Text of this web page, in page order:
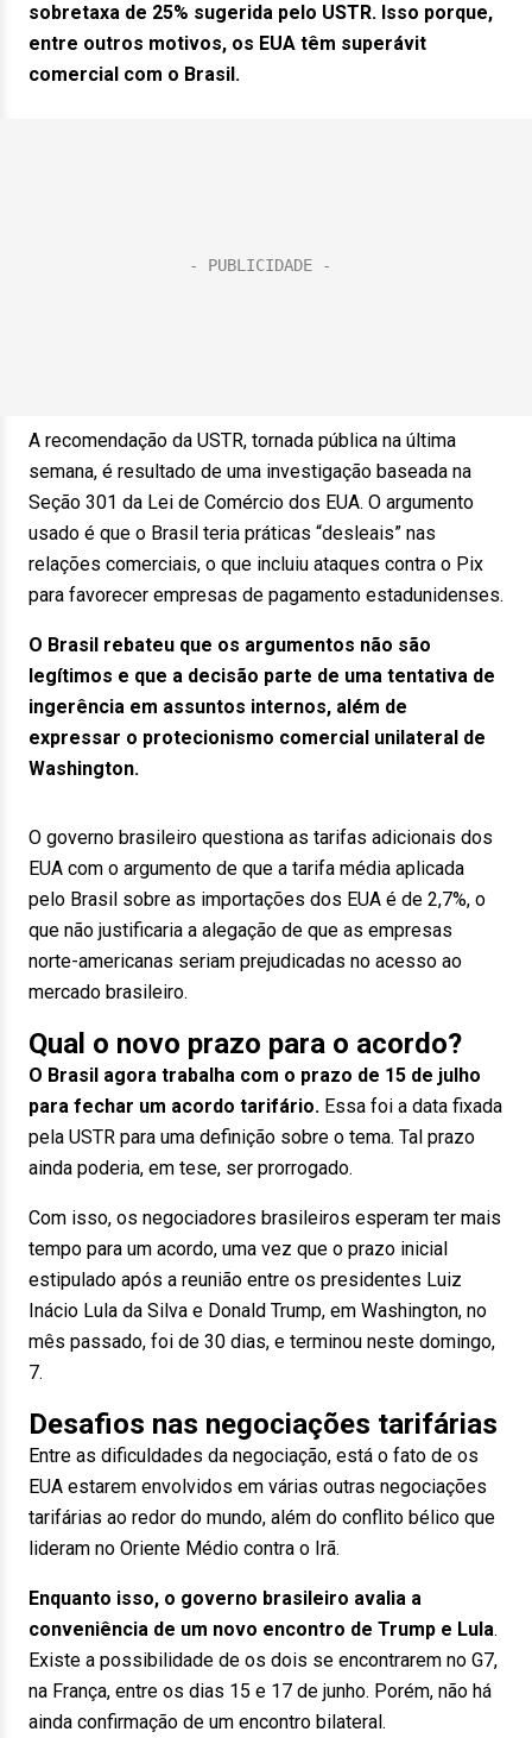
sobretaxa de 25% sugerida pelo USTR. Isso porque,
entre outros motivos, os EUA têm superávit
comercial com o Brasil.
A recomendação da USTR, tornada pública na última
semana, é resultado de uma investigação baseada na
Seção 301 da Lei de Comércio dos EUA. O argumento
usado é que o Brasil teria práticas “desleais” nas
relações comerciais, o que incluiu ataques contra o Pix
para favorecer empresas de pagamento estadunidenses.
O Brasil rebateu que os argumentos não são
legítimos e que a decisão parte de uma tentativa de
ingerência em assuntos internos, além de
expressar o protecionismo comercial unilateral de
Washington.
O governo brasileiro questiona as tarifas adicionais dos
EUA com o argumento de que a tarifa média aplicada
pelo Brasil sobre as importações dos EUA é de 2,7%, o
que não justificaria a alegação de que as empresas
norte-americanas seriam prejudicadas no acesso ao
mercado brasileiro.
Qual o novo prazo para o acordo?
O Brasil agora trabalha com o prazo de 15 de julho
para fechar um acordo tarifário. Essa foi a data fixada
pela USTR para uma definição sobre o tema. Tal prazo
ainda poderia, em tese, ser prorrogado.
Com isso, os negociadores brasileiros esperam ter mais
tempo para um acordo, uma vez que o prazo inicial
estipulado após a reunião entre os presidentes Luiz
Inácio Lula da Silva e Donald Trump, em Washington, no
mês passado, foi de 30 dias, e terminou neste domingo,
7.
Desafios nas negociações tarifárias
Entre as dificuldades da negociação, está o fato de os
EUA estarem envolvidos em várias outras negociações
tarifárias ao redor do mundo, além do conflito bélico que
lideram no Oriente Médio contra o Irã.
Enquanto isso, o governo brasileiro avalia a
conveniência de um novo encontro de Trump e Lula.
Existe a possibilidade de os dois se encontrarem no G7,
na França, entre os dias 15 e 17 de junho. Porém, não há
ainda confirmação de um encontro bilateral.